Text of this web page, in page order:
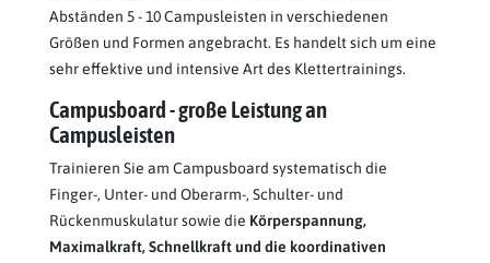
Abständen 5 - 10 Campusleisten in verschiedenen
Größen und Formen angebracht. Es handelt sich um eine
sehr effektive und intensive Art des Klettertrainings.
Campusboard - große Leistung an
Campusleisten
Trainieren Sie am Campusboard systematisch die
Finger-, Unter- und Oberarm-, Schulter- und
Rückenmuskulatur sowie die Körperspannung,
Maximalkraft, Schnellkraft und die koordinativen